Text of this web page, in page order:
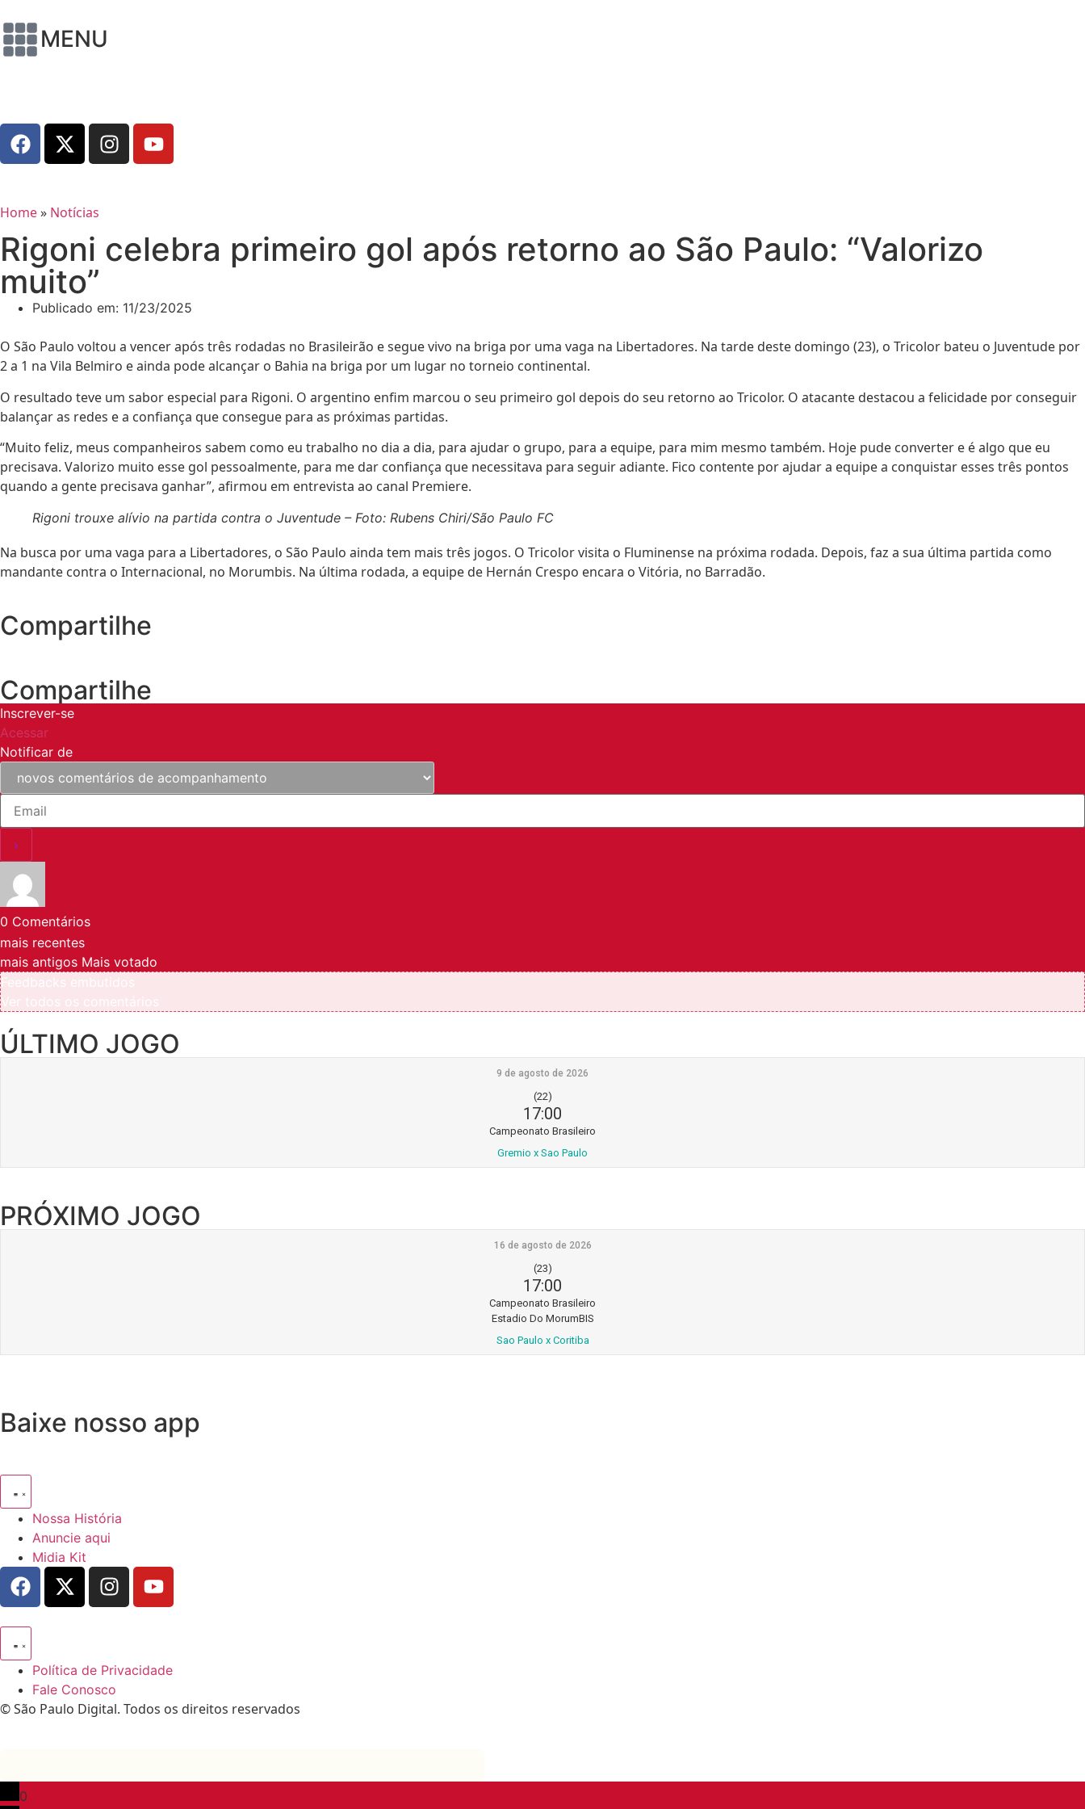
MENU
Home» Notícias
Rigoni celebra primeiro gol após retorno ao São Paulo: “Valorizo
muito”
Publicado em: 11/23/2025
O São Paulo voltou a vencer após três rodadas no Brasileirão e segue vivo na briga por uma vaga na Libertadores. Na tarde deste domingo (23), o Tricolor bateu o Juventude por
2 a 1 na Vila Belmiro e ainda pode alcançar o Bahia na briga por um lugar no torneio continental.
O resultado teve um sabor especial para Rigoni. O argentino enfim marcou o seu primeiro gol depois do seu retorno ao Tricolor. O atacante destacou a felicidade por conseguir
balançar as redes e a confiança que consegue para as próximas partidas.
“Muito feliz, meus companheiros sabem como eu trabalho no dia a dia, para ajudar o grupo, para a equipe, para mim mesmo também. Hoje pude converter e é algo que eu
precisava. Valorizo muito esse gol pessoalmente, para me dar confiança que necessitava para seguir adiante. Fico contente por ajudar a equipe a conquistar esses três pontos
quando a gente precisava ganhar”, afirmou em entrevista ao canal Premiere.
Rigoni trouxe alívio na partida contra o Juventude – Foto: Rubens Chiri/São Paulo FC
Na busca por uma vaga para a Libertadores, o São Paulo ainda tem mais três jogos. O Tricolor visita o Fluminense na próxima rodada. Depois, faz a sua última partida como
mandante contra o Internacional, no Morumbis. Na última rodada, a equipe de Hernán Crespo encara o Vitória, no Barradão.
Compartilhe
Compartilhe
Inscrever-se
Acessar
Notificar de
0 Comentários
mais recentes
mais antigos Mais votado
ÚLTIMO JOGO
9 de agosto de 2026
(22)
17:00
Campeonato Brasileiro
Gremio x Sao Paulo
PRÓXIMO JOGO
16 de agosto de 2026
(23)
17:00
Campeonato Brasileiro
Estadio Do MorumBIS
Sao Paulo x Coritiba
Baixe nosso app
Nossa História
Anuncie aqui
Midia Kit
Política de Privacidade
Fale Conosco
© São Paulo Digital. Todos os direitos reservados
0